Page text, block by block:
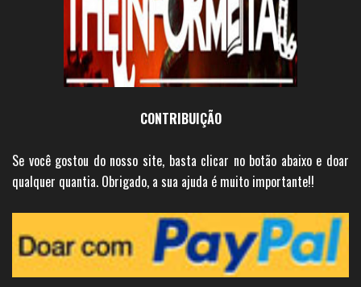
CONTRIBUIÇÃO
Se você gostou do nosso site, basta clicar no botão abaixo e doar
qualquer quantia. Obrigado, a sua ajuda é muito importante!!